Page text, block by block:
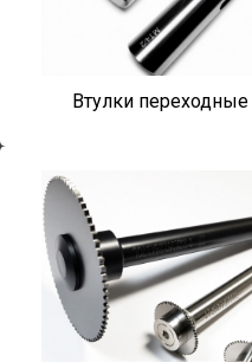
Втулки переходные